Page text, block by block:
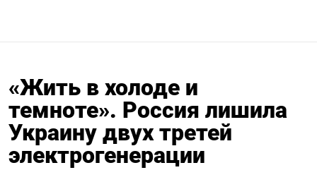
«Жить в холоде и
темноте». Россия лишила
Украину двух третей
электрогенерации